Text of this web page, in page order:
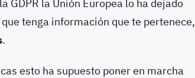
GDPR la Unión Europea lo ha dejado
tenga información que te pertenece,
.
esto ha supuesto poner en marcha